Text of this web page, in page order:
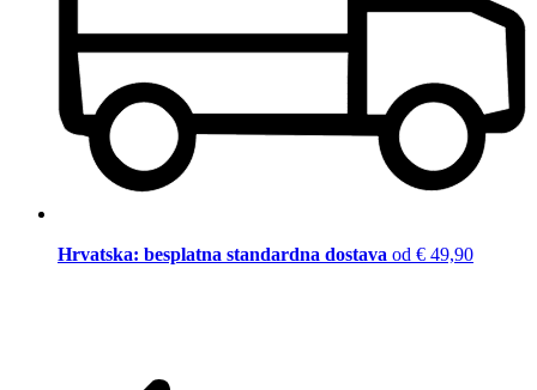
Hrvatska: besplatna standardna dostava od € 49,90